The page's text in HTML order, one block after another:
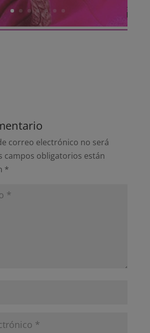
correo electrónico no será
campos obligatorios están
*